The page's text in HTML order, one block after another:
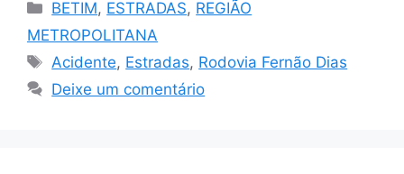
Categorias
BETIM, ESTRADAS, REGIÃO
METROPOLITANA
Tags
Acidente, Estradas, Rodovia Fernão Dias
Deixe um comentário